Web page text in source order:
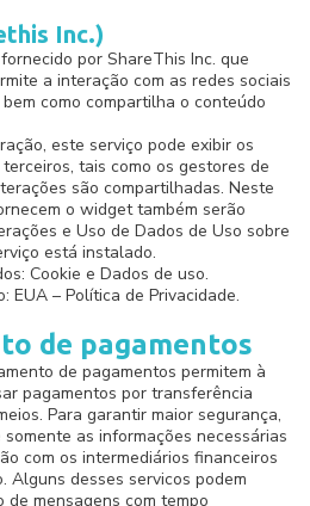
Inc.)
por ShareThis Inc. que
a interação com as redes sociais
como compartilha o conteúdo
este serviço pode exibir os
tais como os gestores de
são compartilhadas. Neste
o widget também serão
e Uso de Dados de Uso sobre
está instalado.
Cookie e Dados de uso.
EUA – Política de Privacidade.
de pagamentos
de pagamentos permitem à
pagamentos por transferência
Para garantir maior segurança,
as informações necessárias
com os intermediários financeiros
Alguns desses servicos podem
mensagens com tempo